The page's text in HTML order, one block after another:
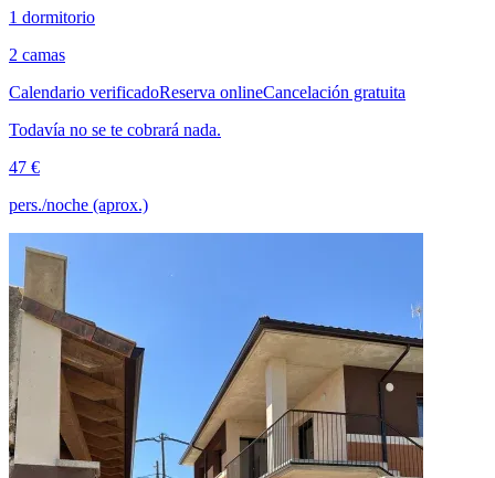
1 dormitorio
2 camas
Calendario verificadoReserva onlineCancelación gratuita
Todavía no se te cobrará nada.
47 €
pers./noche (aprox.)